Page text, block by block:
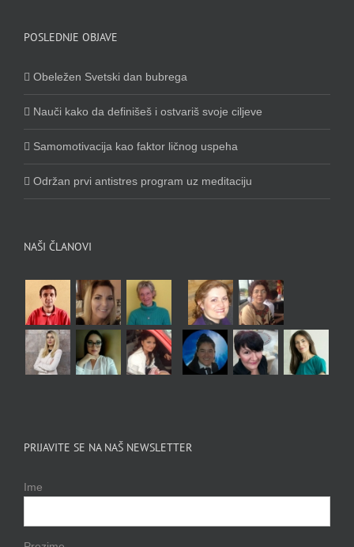
POSLEDNJE OBJAVE
Obeležen Svetski dan bubrega
Nauči kako da definišeš i ostvariš svoje ciljeve
Samomotivacija kao faktor ličnog uspeha
Održan prvi antistres program uz meditaciju
NAŠI ČLANOVI
PRIJAVITE SE NA NAŠ NEWSLETTER
Ime